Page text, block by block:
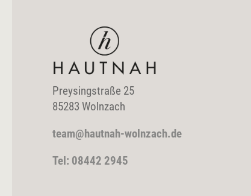
Preysingstraße 25
85283 Wolnzach
team@hautnah-wolnzach.de
Tel: 08442 2945